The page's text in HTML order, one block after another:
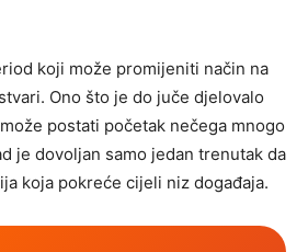
koji može promijeniti način na
Ono što je do juče djelovalo
postati početak nečega mnogo
je dovoljan samo jedan trenutak da
koja pokreće cijeli niz događaja.